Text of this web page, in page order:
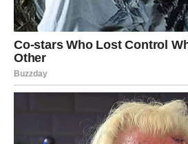
Perite ga blagim deterdžentima
omekšivače jer mogu iritirati
Birajte prirodne materijale
su i smanjuju rizik od infekcija.
Reagirajte na signale tijela–